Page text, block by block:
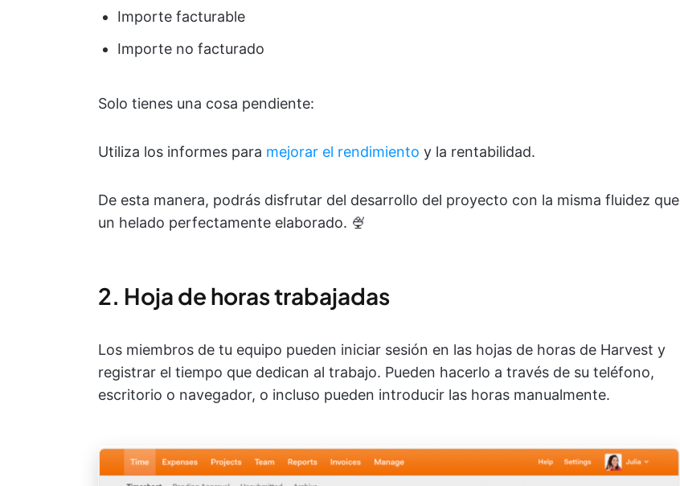
Importe facturable
Importe no facturado
Solo tienes una cosa pendiente:
Utiliza los informes para mejorar el rendimiento y la rentabilidad.
De esta manera, podrás disfrutar del desarrollo del proyecto con la misma fluidez que
un helado perfectamente elaborado. 🍨
2. Hoja de horas trabajadas
Los miembros de tu equipo pueden iniciar sesión en las hojas de horas de Harvest y
registrar el tiempo que dedican al trabajo. Pueden hacerlo a través de su teléfono,
escritorio o navegador, o incluso pueden introducir las horas manualmente.